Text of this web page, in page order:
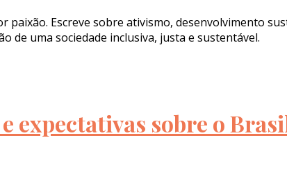
Escreve sobre ativismo, desenvolvimento
de uma sociedade inclusiva, justa e sustentável.
expectativas sobre o